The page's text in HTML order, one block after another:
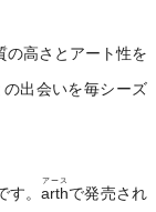
の高さとアート性を
出会いを毎シーズ
。 arth
アース
で発売され